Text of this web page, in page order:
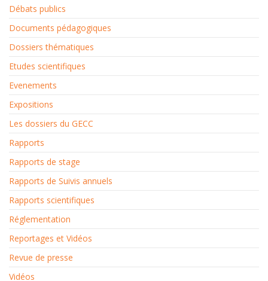
Débats publics
Documents pédagogiques
Dossiers thématiques
Etudes scientifiques
Evenements
Expositions
Les dossiers du GECC
Rapports
Rapports de stage
Rapports de Suivis annuels
Rapports scientifiques
Réglementation
Reportages et Vidéos
Revue de presse
Vidéos